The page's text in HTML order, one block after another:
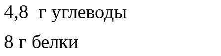
4,8 г углеводы
8 г белки